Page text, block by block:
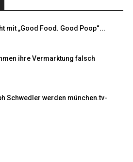
mit „Good Food. Good Poop“...
ihre Vermarktung falsch
Schwedler werden münchen.tv-